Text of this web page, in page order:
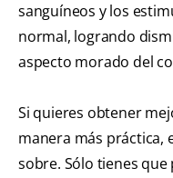
sanguíneos y los
normal, logrando
aspecto morado del
Si quieres obtener
manera más práctica,
sobre. Sólo tienes